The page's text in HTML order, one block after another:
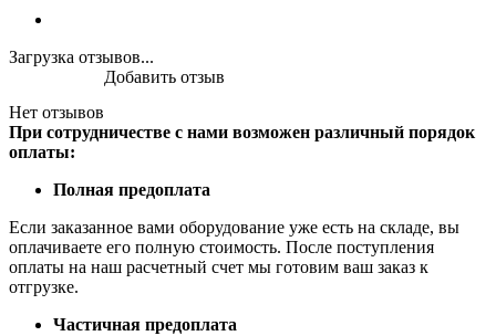
Загрузка отзывов...
Нет отзывов
Добавить отзыв
При сотрудничестве с нами возможен различный порядок
оплаты:
Полная предоплата
Если заказанное вами оборудование уже есть на складе, вы
оплачиваете его полную стоимость. После поступления
оплаты на наш расчетный счет мы готовим ваш заказ к
отгрузке.
Частичная предоплата